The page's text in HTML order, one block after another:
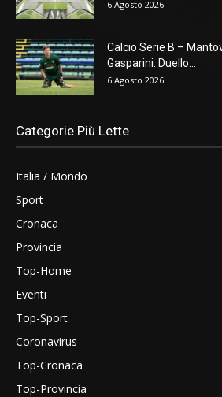
6 Agosto 2026
Calcio Serie B –
Gasparini. Duello...
6 Agosto 2026
Categorie Più Lette
Italia / Mondo
Sport
Cronaca
Provincia
Top-Home
Eventi
Top-Sport
Coronavirus
Top-Cronaca
Top-Provincia